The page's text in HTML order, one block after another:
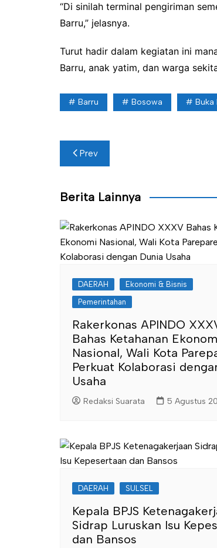
“Di sinilah terminal pengiriman
Barru,” jelasnya.
Turut hadir dalam kegiatan ini
Barru, anak yatim, dan warga
Barru Bosowa Buka
Navigasi
pos
Prev
Berita Lainnya
DAERAH
Ekonomi & Bisnis
Pemerintahan
Rakerkonas APINDO
Bahas Ketahanan
Nasional, Wali Kota
Perkuat Kolaborasi
Usaha
Redaksi Suarata 5 Agustus
DAERAH SULSEL
Kepala BPJS
Sidrap Luruskan Isu
dan Bansos